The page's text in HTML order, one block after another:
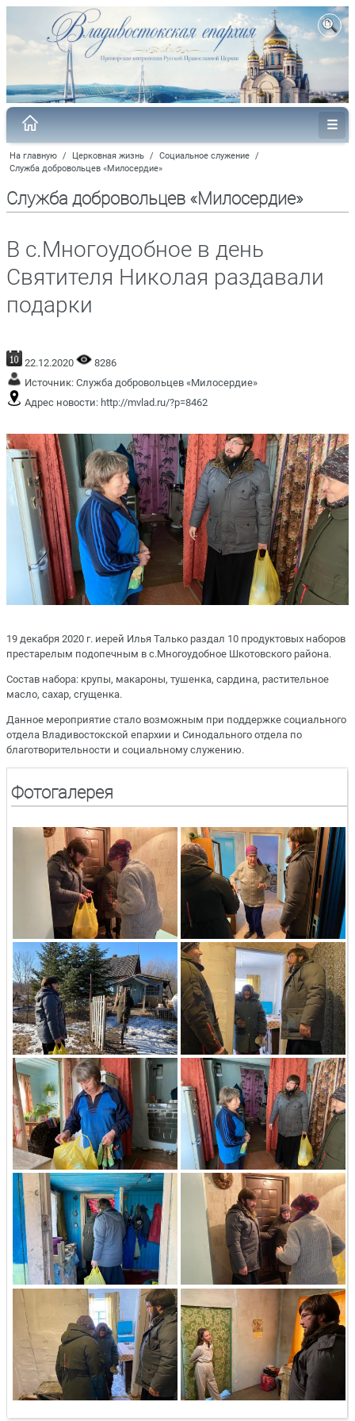
На главную / Церковная жизнь / Социальное служение /
Служба добровольцев «Милосердие»
Служба добровольцев «Милосердие»
В с.Многоудобное в день
Святителя Николая раздавали
подарки
22.12.2020
8286
Источник: Служба добровольцев «Милосердие»
Адрес новости: http://mvlad.ru/?p=8462
19 декабря 2020 г. иерей Илья Талько раздал 10 продуктовых наборов
престарелым подопечным в с.Многоудобное Шкотовского района.
Состав набора: крупы, макароны, тушенка, сардина, растительное
масло, сахар, сгущенка.
Данное мероприятие стало возможным при поддержке социального
отдела Владивостокской епархии и Синодального отдела по
благотворительности и социальному служению.
Фотогалерея